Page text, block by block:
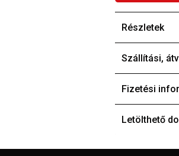
Részletek
Szállítási,
Fizetési
Letölthető